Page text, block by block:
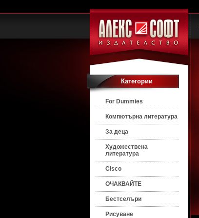
Категории
For Dummies
Компютърна литература
За деца
Художествена
литература
Cisco
ОЧАКВАЙТЕ
Бестселъри
Рисуване